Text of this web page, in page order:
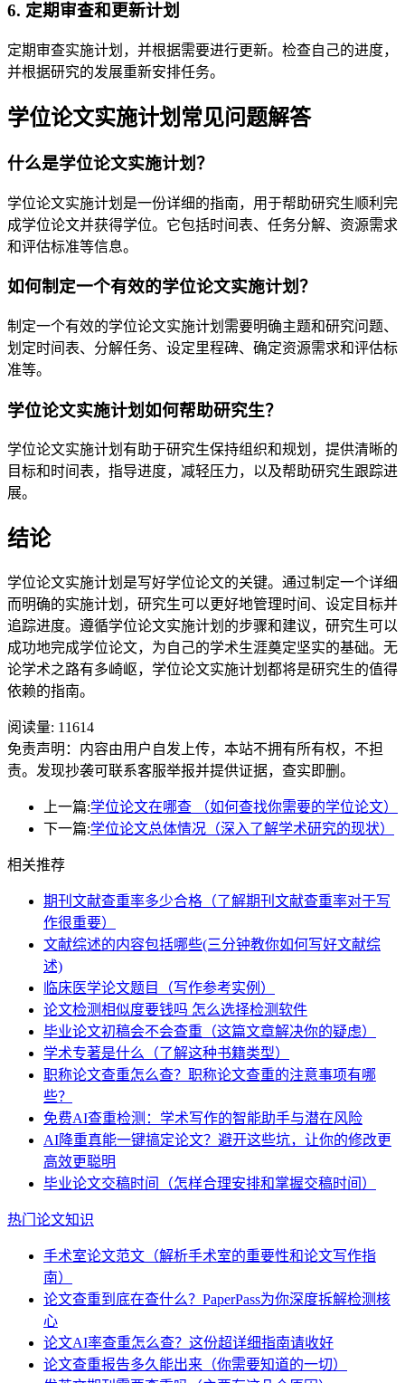
6. 定期审查和更新计划
定期审查实施计划，并根据需要进行更新。检查自己的进度，
并根据研究的发展重新安排任务。
学位论文实施计划常见问题解答
什么是学位论文实施计划？
学位论文实施计划是一份详细的指南，用于帮助研究生顺利完
成学位论文并获得学位。它包括时间表、任务分解、资源需求
和评估标准等信息。
如何制定一个有效的学位论文实施计划？
制定一个有效的学位论文实施计划需要明确主题和研究问题、
划定时间表、分解任务、设定里程碑、确定资源需求和评估标
准等。
学位论文实施计划如何帮助研究生？
学位论文实施计划有助于研究生保持组织和规划，提供清晰的
目标和时间表，指导进度，减轻压力，以及帮助研究生跟踪进
展。
结论
学位论文实施计划是写好学位论文的关键。通过制定一个详细
而明确的实施计划，研究生可以更好地管理时间、设定目标并
追踪进度。遵循学位论文实施计划的步骤和建议，研究生可以
成功地完成学位论文，为自己的学术生涯奠定坚实的基础。无
论学术之路有多崎岖，学位论文实施计划都将是研究生的值得
依赖的指南。
阅读量: 11614
免责声明：内容由用户自发上传，本站不拥有所有权，不担
责。发现抄袭可联系客服举报并提供证据，查实即删。
上一篇:学位论文在哪查 （如何查找你需要的学位论文）
下一篇:学位论文总体情况（深入了解学术研究的现状）
相关推荐
期刊文献查重率多少合格（了解期刊文献查重率对于写
作很重要）
文献综述的内容包括哪些(三分钟教你如何写好文献综
述)
临床医学论文题目（写作参考实例）
论文检测相似度要钱吗 怎么选择检测软件
毕业论文初稿会不会查重（这篇文章解决你的疑虑）
学术专著是什么（了解这种书籍类型）
职称论文查重怎么查？职称论文查重的注意事项有哪
些？
免费AI查重检测：学术写作的智能助手与潜在风险
AI降重真能一键搞定论文？避开这些坑，让你的修改更
高效更聪明
毕业论文交稿时间（怎样合理安排和掌握交稿时间）
热门论文知识
手术室论文范文（解析手术室的重要性和论文写作指
南）
论文查重到底在查什么？PaperPass为你深度拆解检测核
心
论文AI率查重怎么查？这份超详细指南请收好
论文查重报告多久能出来（你需要知道的一切）